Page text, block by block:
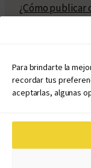
Para brindarte la
recordar tus
aceptarlas, algunas
¿Cómo publicar
Políticas de
Políticas de
Atribuciones